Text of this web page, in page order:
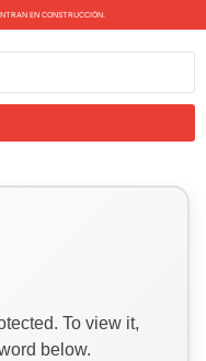
EN CONSTRUCCIÓN.
To view it,
below.